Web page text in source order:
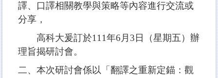
譯、口譯相關教學與策略等內容進行交流或
分享，
高科大爰訂於111年6月3日（星期五）辦
理旨揭研討會。
二、本次研討會係以「翻譯之重新定錨：觀